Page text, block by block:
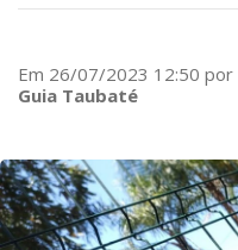
Em 26/07/2023 12:50 por
Guia Taubaté